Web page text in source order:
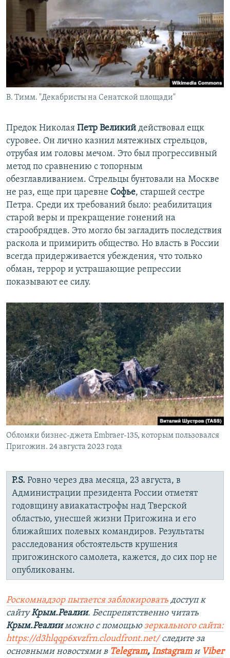
В. Тимм. "Декабристы на Сенатской площади"
Предок Николая Петр Великий действовал ещк
суровее. Он лично казнил мятежных стрельцов,
отрубая им головы мечом. Это был прогрессивный
метод по сравнению с топорным
обезглавливанием. Стрельцы бунтовали на Москве
не раз, еще при царевне Софье, старшей сестре
Петра. Среди их требований было: реабилитация
старой веры и прекращение гонений на
старообрядцев. Это могло бы загладить последствия
раскола и примирить общество. Но власть в России
всегда придерживается убеждения, что только
обман, террор и устрашающие репрессии
показывают ее силу.
Обломки бизнес-джета Embraer-135, которым пользовался
Пригожин. 24 августа 2023 года
P.S. Ровно через два месяца, 23 августа, в
Администрации президента России отметят
годовщину авиакатастрофы над Тверской
областью, унесшей жизни Пригожина и его
ближайших полевых командиров. Результаты
расследования обстоятельств крушения
пригожинского самолета, кажется, до сих пор не
опубликованы.
Роскомнадзор пытается заблокировать доступ к
сайтуКрым.Реалии. Беспрепятственно читать
Крым.Реалииможно с помощью зеркального сайта:
https://d3hlqqp6xvzfrn.cloudfront.net/следите за
основными новостями в Telegram, Instagramи Viber